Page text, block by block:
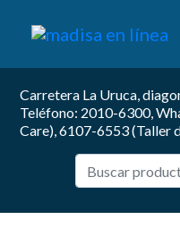
Carretera La Uruca,
Teléfono: 2010-6300,
Care), 6107-6553 (Taller